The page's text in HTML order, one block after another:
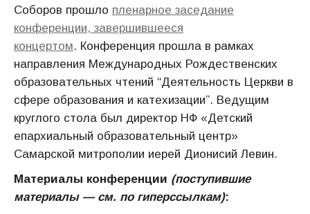
Соборов прошло пленарное заседание
конференции, завершившееся
концертом. Конференция прошла в рамках
направления Международных Рождественских
образовательных чтений “Деятельность Церкви в
сфере образования и катехизации”. Ведущим
круглого стола был директор НФ «Детский
епархиальный образовательный центр»
Самарской митрополии иерей Дионисий Левин.
Материалы конференции (поступившие
материалы — см. по гиперссылкам):